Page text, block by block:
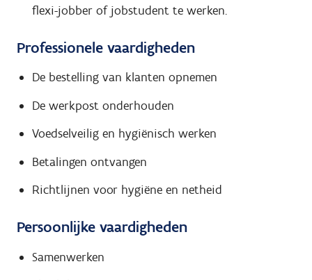
flexi-jobber of jobstudent te werken.
Professionele vaardigheden
De bestelling van klanten opnemen
De werkpost onderhouden
Voedselveilig en hygiënisch werken
Betalingen ontvangen
Richtlijnen voor hygiëne en netheid
Persoonlijke vaardigheden
Samenwerken